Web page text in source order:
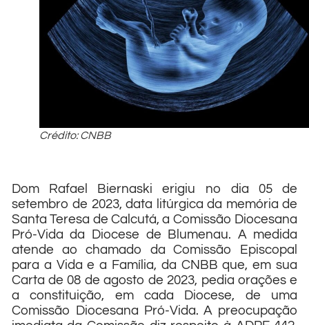
Crédito: CNBB
Dom Rafael Biernaski erigiu no dia 05 de
setembro de 2023, data litúrgica da memória de
Santa Teresa de Calcutá, a Comissão Diocesana
Pró-Vida da Diocese de Blumenau. A medida
atende ao chamado da Comissão Episcopal
para a Vida e a Família, da CNBB que, em sua
Carta de 08 de agosto de 2023, pedia orações e
a constituição, em cada Diocese, de uma
Comissão Diocesana Pró-Vida. A preocupação